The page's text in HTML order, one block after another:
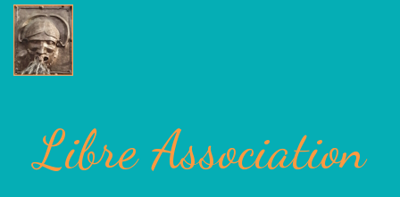
Libre Association